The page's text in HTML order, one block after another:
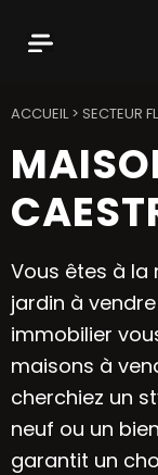
ACCUEIL> SECTEUR
Vous êtes à la
jardin à
immobilier
maisons à
cherchiez un
neuf ou un
garantit un